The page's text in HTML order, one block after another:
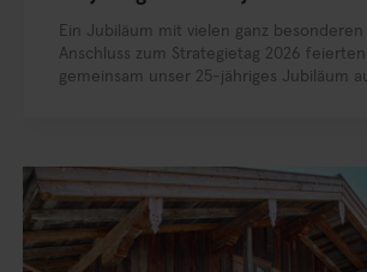
Ein Jubiläum mit vielen ganz
Anschluss zum Strategietag 2026
gemeinsam unser 25-jähriges Jubiläum